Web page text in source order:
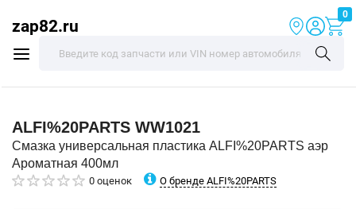
zap82.ru
0
ALFI%20PARTS WW1021
Смазка универсальная пластика ALFI%20PARTS аэр
Ароматная 400мл
0 оценок О бренде ALFI%20PARTS